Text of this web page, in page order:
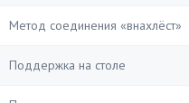
Метод соединения «внахлёст»
Поддержка на столе